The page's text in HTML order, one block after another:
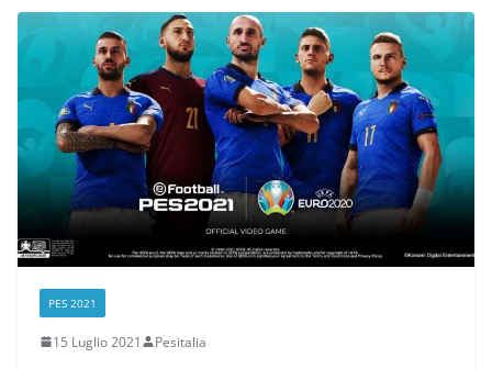
PES 2021
15 Luglio 2021 Pesitalia